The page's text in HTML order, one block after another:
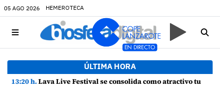
05 AGO 2026 HEMEROTECA
ÚLTIMA HORA
13:20 h.Lava Live Festival se consolida como atractivo turístico y agente dinamizador de la economía de Lanzarote